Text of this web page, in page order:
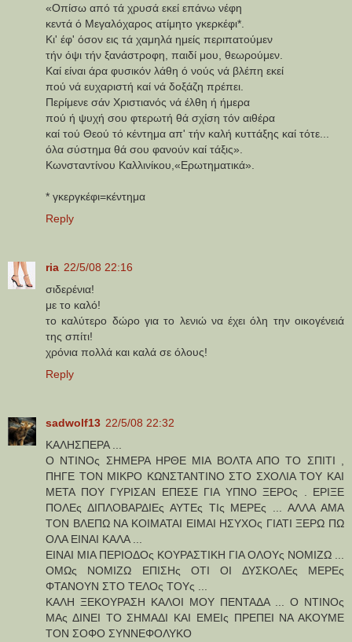
«Οπίσω από τά χρυσά εκεί επάνω νέφη
κεντά ό Μεγαλόχαρος ατίμητο γκερκέφι*.
Κι' έφ' όσον εις τά χαμηλά ημείς περιπατούμεν
τήν όψι τήν ξανάστροφη, παιδί μου, θεωρούμεν.
Καί είναι άρα φυσικόν λάθη ό νούς νά βλέπη εκεί
πού νά ευχαριστή καί νά δοξάζη πρέπει.
Περίμενε σάν Χριστιανός νά έλθη ή ήμερα
πού ή ψυχή σου φτερωτή θά σχίση τόν αιθέρα
καί τού Θεού τό κέντημα απ' τήν καλή κυττάξης καί τότε...
όλα σύστημα θά σου φανούν καί τάξις».
Κωνσταντίνου Καλλινίκου,«Ερωτηματικά».
* γκεργκέφι=κέντημα
Reply
ria 22/5/08 22:16
σιδερένια!
με το καλό!
το καλύτερο δώρο για το λενιώ να έχει όλη την οικογένειά
της σπίτι!
χρόνια πολλά και καλά σε όλους!
Reply
sadwolf13 22/5/08 22:32
ΚΑΛΗΣΠΕΡΑ ...
Ο ΝΤΙΝΟς ΣΗΜΕΡΑ ΗΡΘΕ ΜΙΑ ΒΟΛΤΑ ΑΠΟ ΤΟ ΣΠΙΤΙ ,
ΠΗΓΕ ΤΟΝ ΜΙΚΡΟ ΚΩΝΣΤΑΝΤΙΝΟ ΣΤΟ ΣΧΟΛΙΑ ΤΟΥ ΚΑΙ
ΜΕΤΑ ΠΟΥ ΓΥΡΙΣΑΝ ΕΠΕΣΕ ΓΙΑ ΥΠΝΟ ΞΕΡΟς . ΕΡΙΞΕ
ΠΟΛΕς ΔΙΠΛΟΒΑΡΔΙΕς ΑΥΤΕς ΤΙς ΜΕΡΕς ... ΑΛΛΑ ΑΜΑ
ΤΟΝ ΒΛΕΠΩ ΝΑ ΚΟΙΜΑΤΑΙ ΕΙΜΑΙ ΗΣΥΧΟς ΓΙΑΤΙ ΞΕΡΩ ΠΩ
ΟΛΑ ΕΙΝΑΙ ΚΑΛΑ ...
ΕΙΝΑΙ ΜΙΑ ΠΕΡΙΟΔΟς ΚΟΥΡΑΣΤΙΚΗ ΓΙΑ ΟΛΟΥς ΝΟΜΙΖΩ ...
ΟΜΩς ΝΟΜΙΖΩ ΕΠΙΣΗς ΟΤΙ ΟΙ ΔΥΣΚΟΛΕς ΜΕΡΕς
ΦΤΑΝΟΥΝ ΣΤΟ ΤΕΛΟς ΤΟΥς ...
ΚΑΛΗ ΞΕΚΟΥΡΑΣΗ ΚΑΛΟΙ ΜΟΥ ΠΕΝΤΑΔΑ ... Ο ΝΤΙΝΟς
ΜΑς ΔΙΝΕΙ ΤΟ ΣΗΜΑΔΙ ΚΑΙ ΕΜΕΙς ΠΡΕΠΕΙ ΝΑ ΑΚΟΥΜΕ
ΤΟΝ ΣΟΦΟ ΣΥΝΝΕΦΟΛΥΚΟ